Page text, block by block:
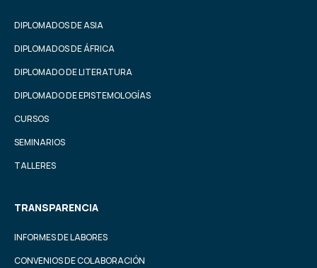
DIPLOMADOS DE ASIA
DIPLOMADOS DE ÁFRICA
DIPLOMADO DE LITERATURA
DIPLOMADO DE EPISTEMOLOGÍAS
CURSOS
SEMINARIOS
TALLERES
TRANSPARENCIA
INFORMES DE LABORES
CONVENIOS DE COLABORACIÓN